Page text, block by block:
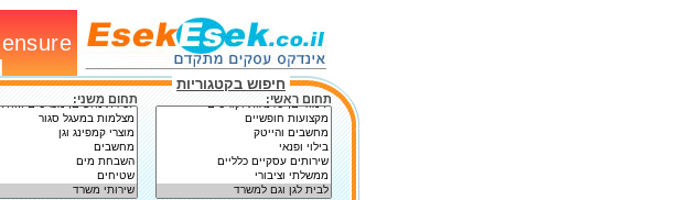
חיפוש בקטגוריות
תחום ראשי: תחום משני: